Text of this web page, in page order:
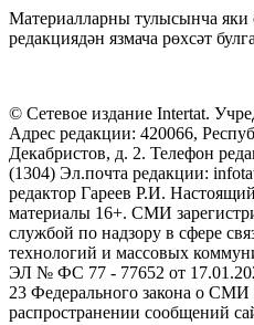
Материалларны тулысынча яки
редакциядән язмача рөхсәт
© Сетевое издание Intertat.
Адрес редакции: 420066,
Декабристов, д. 2. Телефон
(1304) Эл.почта редакции:
редактор Гареев Р.И.
материалы 16+. СМИ
службой по надзору в сфере
технологий и массовых
ЭЛ № ФС 77 - 77652 от
23 Федерального закона о СМИ
распространении сообщений